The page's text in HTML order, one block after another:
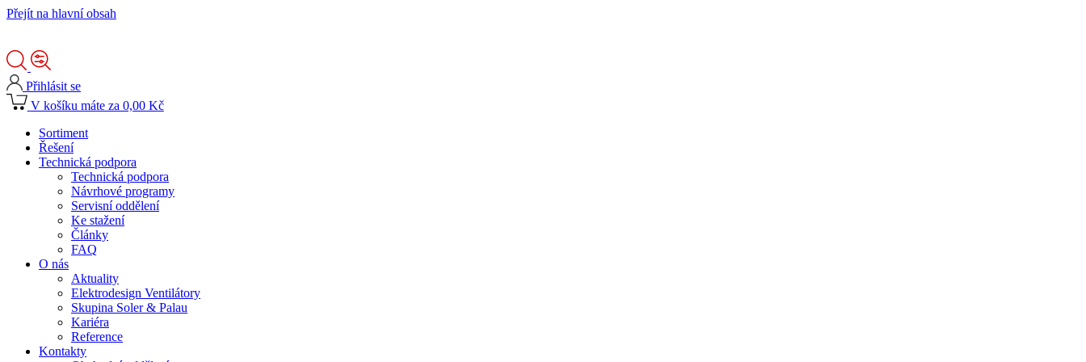
Přejít na hlavní obsah
Přihlásit se
V košíku máte za 0,00 Kč
Sortiment
Řešení
Technická podpora
Technická podpora
Návrhové programy
Servisní oddělení
Ke stažení
Články
FAQ
O nás
Aktuality
Elektrodesign Ventilátory
Skupina Soler & Palau
Kariéra
Reference
Kontakty